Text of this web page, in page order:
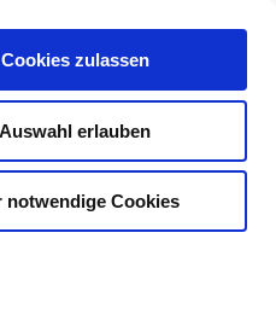
Cookies zulassen
Auswahl erlauben
notwendige Cookies